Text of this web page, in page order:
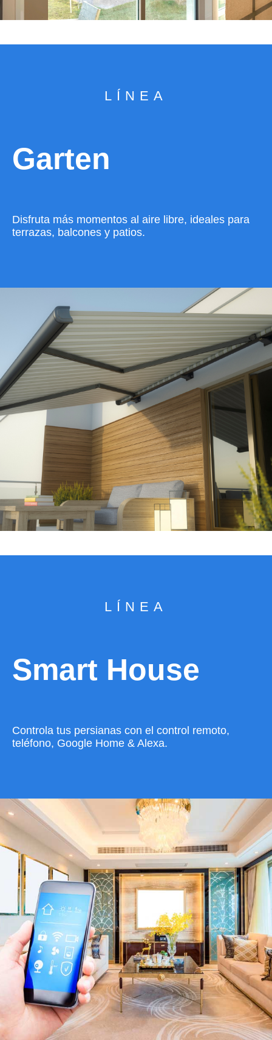
LÍNEA
Garten
Disfruta más momentos al aire libre, ideales para
terrazas, balcones y patios.
VER CATÁLOGO
LÍNEA
Smart House
Controla tus persianas con el control remoto,
teléfono, Google Home & Alexa.
VER CATÁLOGO